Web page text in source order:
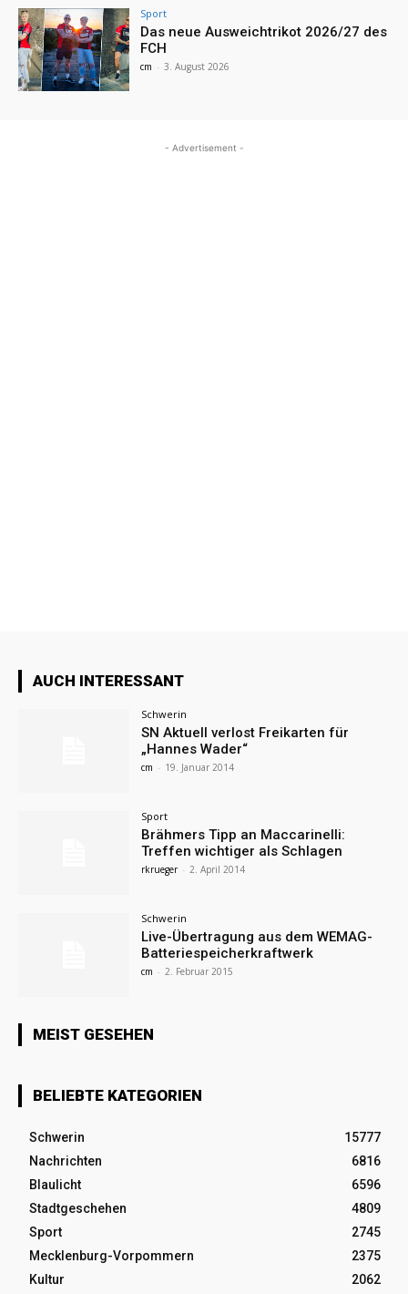
Sport
Das neue Ausweichtrikot 2026/27 des
FCH
cm - 3. August 2026
- Advertisement -
AUCH INTERESSANT
Schwerin
SN Aktuell verlost Freikarten für
„Hannes Wader“
cm - 19. Januar 2014
Sport
Brähmers Tipp an Maccarinelli:
Treffen wichtiger als Schlagen
rkrueger - 2. April 2014
Schwerin
Live-Übertragung aus dem WEMAG-
Batteriespeicherkraftwerk
cm - 2. Februar 2015
MEIST GESEHEN
BELIEBTE KATEGORIEN
Schwerin
15777
Nachrichten
6816
Blaulicht
6596
Stadtgeschehen
4809
Sport
2745
Mecklenburg-Vorpommern
2375
Kultur
2062